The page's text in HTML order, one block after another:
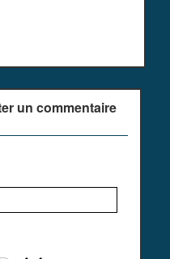
un commentaire